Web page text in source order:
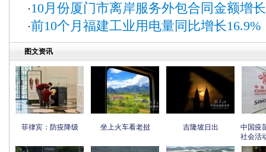
·10月份厦门市离岸服务外包合同金额增
·前10个月福建工业用电量同比增长16.9%
图文资讯
菲律宾：防疫降级 坐上火车看老挝 吉隆坡日出
中国疫
社会活